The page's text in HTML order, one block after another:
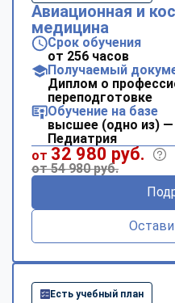
Авиационная и
медицина
Срок обучения
от 256 часов
Получаемый
Диплом о
переподготовке
Обучение на базе
высшее (одно из)
Педиатрия
от 32 980 руб.
от 54 980 руб.
Есть учебный план